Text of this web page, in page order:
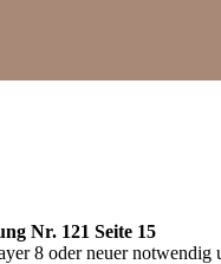
Nr. 121 Seite 15
8 oder neuer